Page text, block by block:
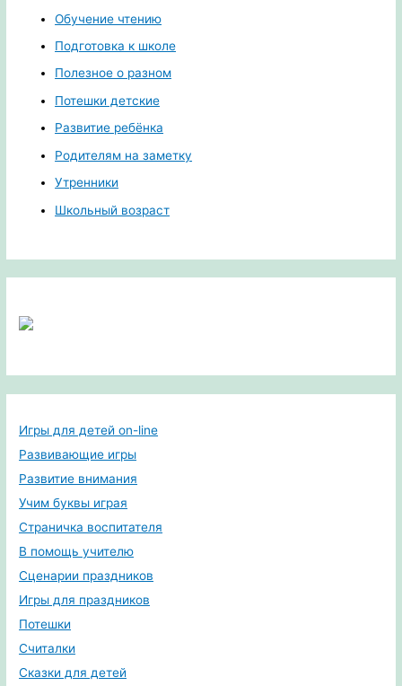
Обучение чтению
Подготовка к школе
Полезное о разном
Потешки детские
Развитие ребёнка
Родителям на заметку
Утренники
Школьный возраст
Игры для детей on-line
Развивающие игры
Развитие внимания
Учим буквы играя
Страничка воспитателя
В помощь учителю
Сценарии праздников
Игры для праздников
Потешки
Считалки
Сказки для детей